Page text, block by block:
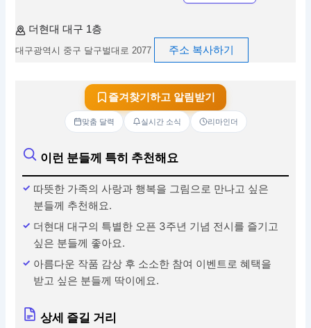
더현대 대구 1층
대구광역시 중구 달구벌대로 2077 주소 복사하기
즐겨찾기하고 알림받기
맞춤 달력 실시간 소식 리마인더
이런 분들께 특히 추천해요
따뜻한 가족의 사랑과 행복을 그림으로 만나고 싶은
분들께 추천해요.
더현대 대구의 특별한 오픈 3주년 기념 전시를 즐기고
싶은 분들께 좋아요.
아름다운 작품 감상 후 소소한 참여 이벤트로 혜택을
받고 싶은 분들께 딱이에요.
상세 즐길 거리